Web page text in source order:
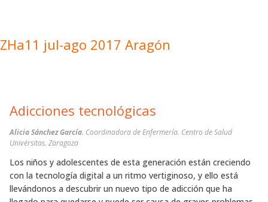
ZHa11 jul-ago 2017 Aragón
Adicciones tecnológicas
Alicia Sánchez García. Coordinadora de Enfermería. Centro de Salud
Univérsitas. Zaragoza
Los niños y adolescentes de esta generación están creciendo
con la tecnología digital a un ritmo vertiginoso, y ello está
llevándonos a descubrir un nuevo tipo de adicción que ha